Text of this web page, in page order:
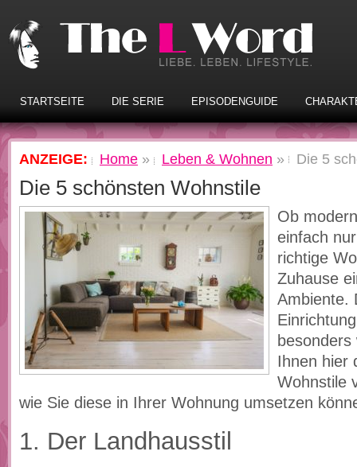
STARTSEITE DIE SERIE EPISODENGUIDE
ANZEIGE: Home » Leben & Wohnen » Die 5
Die 5 schönsten Wohnstile
Ob
einfach
richtige
Zuhause
Ambiente.
Ihnen hier
Wohnstile
wie Sie diese in Ihrer Wohnung umsetzen
1. Der Landhausstil